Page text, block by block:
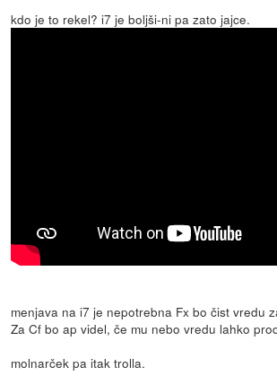
kdo je to rekel? i7 je boljši-ni pa zato jajce.
menjava na i7 je nepotrebna Fx bo čist vredu
Za Cf bo ap videl, če mu nebo vredu lahko
molnarček pa itak trolla.